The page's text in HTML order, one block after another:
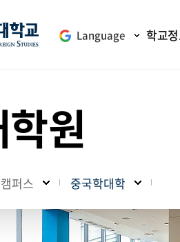
Language 학교
원
퍼스 중국학대학